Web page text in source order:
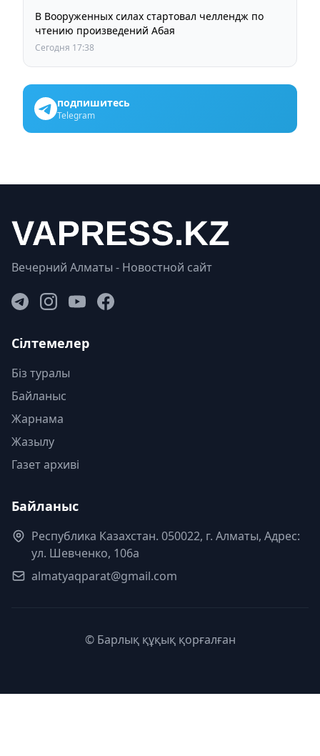
В Вооруженных силах стартовал челлендж по
чтению произведений Абая
Сегодня 17:38
подпишитесь
Telegram
Вечерний Алматы - Новостной сайт
Сілтемелер
Біз туралы
Байланыс
Жарнама
Жазылу
Газет архиві
Байланыс
Республика Казахстан. 050022, г. Алматы, Адрес:
ул. Шевченко, 106а
almatyaqparat@gmail.com
© Барлық құқық қорғалған